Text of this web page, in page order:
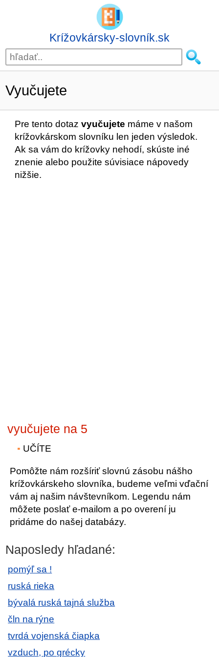
Krížovkársky-slovník.sk
Vyučujete
Pre tento dotaz vyučujete máme v našom
krížovkárskom slovníku len jeden výsledok.
Ak sa vám do krížovky nehodí, skúste iné
znenie alebo použite súvisiace nápovedy
nižšie.
vyučujete na 5
UČÍTE
Pomôžte nám rozšíriť slovnú zásobu nášho
krížovkárskeho slovníka, budeme veľmi vďační
vám aj našim návštevníkom. Legendu nám
môžete poslať e-mailom a po overení ju
pridáme do našej databázy.
Naposledy hľadané:
pomýľ sa !
ruská rieka
bývalá ruská tajná služba
čln na rýne
tvrdá vojenská čiapka
vzduch, po grécky